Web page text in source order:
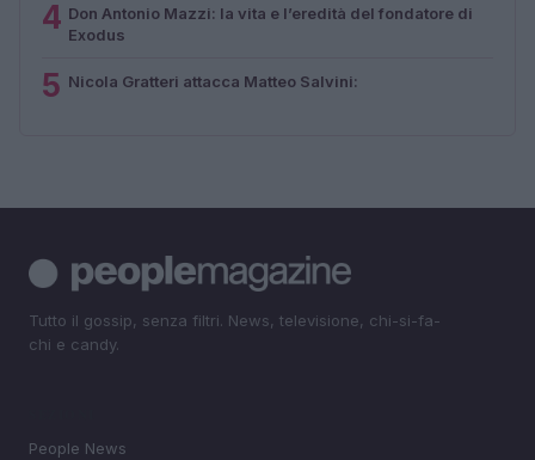
4 Don Antonio Mazzi: la vita e l’eredità del fondatore di
Exodus
5 Nicola Gratteri attacca Matteo Salvini:
Tutto il gossip, senza filtri. News, televisione, chi-si-fa-
chi e candy.
People News